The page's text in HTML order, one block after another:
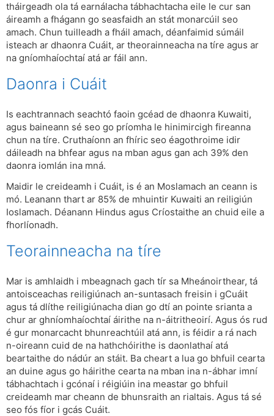
tháirgeadh ola tá earnálacha tábhachtacha eile le cur san
áireamh a fhágann go seasfaidh an stát monarcúil seo
amach. Chun tuilleadh a fháil amach, déanfaimid súmáil
isteach ar dhaonra Cuáit, ar theorainneacha na tíre agus ar
na gníomhaíochtaí atá ar fáil ann.
Daonra i Cuáit
Is eachtrannach seachtó faoin gcéad de dhaonra Kuwaiti,
agus baineann sé seo go príomha le hinimircigh fireanna
chun na tíre. Cruthaíonn an fhíric seo éagothroime idir
dáileadh na bhfear agus na mban agus gan ach 39% den
daonra iomlán ina mná.
Maidir le creideamh i Cuáit, is é an Moslamach an ceann is
mó. Leanann thart ar 85% de mhuintir Kuwaiti an reiligiún
Ioslamach. Déanann Hindus agus Críostaithe an chuid eile a
fhorlíonadh.
Teorainneacha na tíre
Mar is amhlaidh i mbeagnach gach tír sa Mheánoirthear, tá
antoisceachas reiligiúnach an-suntasach freisin i gCuáit
agus tá dlíthe reiligiúnacha dian go dtí an pointe srianta a
chur ar ghníomhaíochtaí áirithe na n-áitritheoirí. Agus ós rud
é gur monarcacht bhunreachtúil atá ann, is féidir a rá nach
n-oireann cuid de na hathchóirithe is daonlathaí atá
beartaithe do nádúr an stáit. Ba cheart a lua go bhfuil cearta
an duine agus go háirithe cearta na mban ina n-ábhar imní
tábhachtach i gcónaí i réigiúin ina meastar go bhfuil
creideamh mar cheann de bhunsraith an rialtais. Agus tá sé
seo fós fíor i gcás Cuáit.